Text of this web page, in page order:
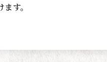
す。